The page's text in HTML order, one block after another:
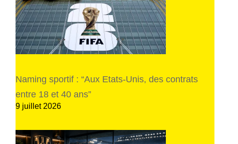
Naming sportif : “Aux Etats-Unis, des contrats
entre 18 et 40 ans”
9 juillet 2026